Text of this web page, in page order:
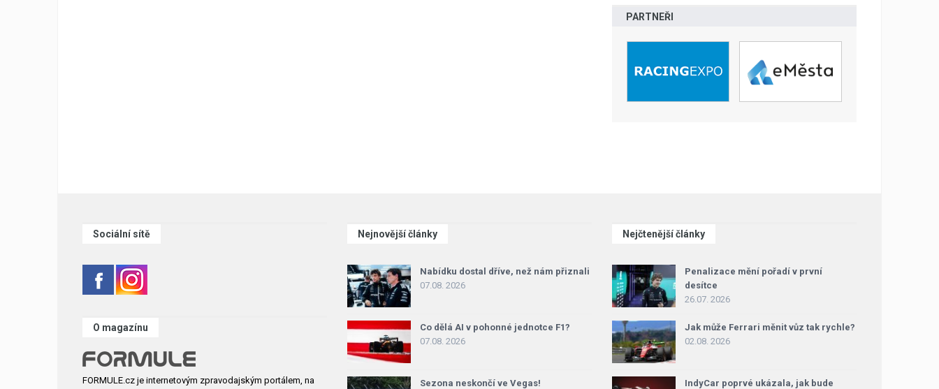
PARTNEŘI
Sociální sítě
O magazínu
FORMULE.cz je internetovým zpravodajským portálem, na
Nejnovější články
Nabídku dostal dříve, než nám přiznali
07.08. 2026
Co dělá AI v pohonné jednotce F1?
07.08. 2026
Sezona neskončí ve Vegas!
Nejčtenější články
Penalizace mění pořadí v první
desítce
26.07. 2026
Jak může Ferrari měnit vůz tak rychle?
02.08. 2026
IndyCar poprvé ukázala, jak bude